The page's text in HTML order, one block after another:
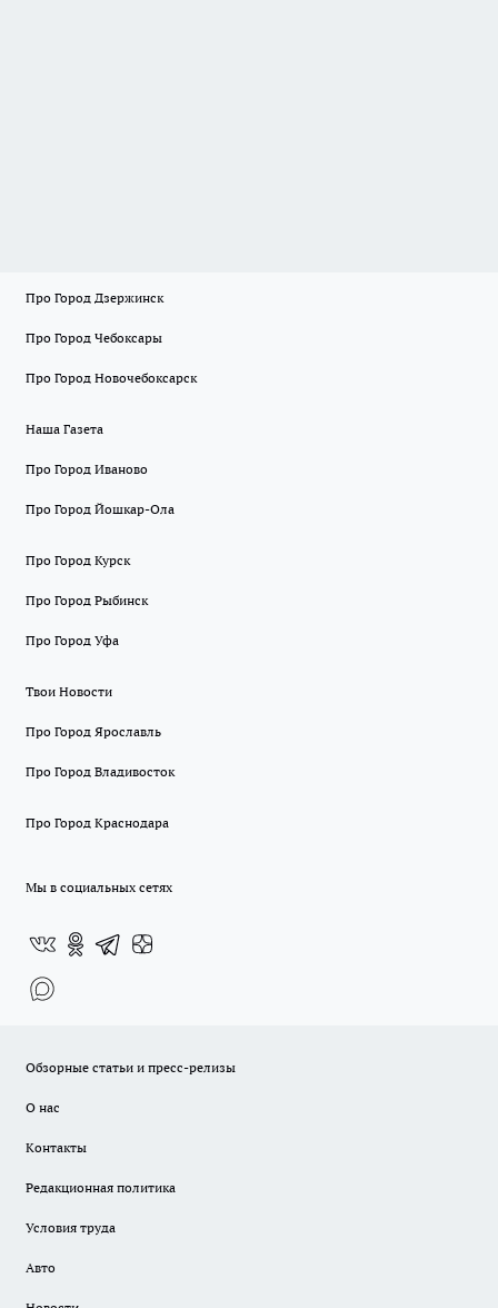
Про Город Дзержинск
Про Город Чебоксары
Про Город Новочебоксарск
Наша Газета
Про Город Иваново
Про Город Йошкар-Ола
Про Город Курск
Про Город Рыбинск
Про Город Уфа
Твои Новости
Про Город Ярославль
Про Город Владивосток
Про Город Краснодара
Мы в социальных сетях
Обзорные статьи и пресс-релизы
О нас
Контакты
Редакционная политика
Условия труда
Авто